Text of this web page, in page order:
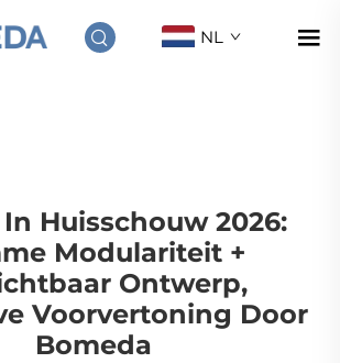
NL
Huisschouw 2026:
Modulariteit +
Ontwerp,
Voorvertoning Door
Bomeda